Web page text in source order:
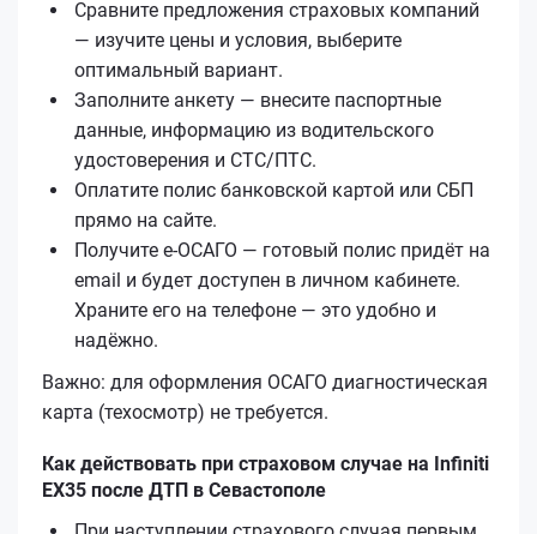
Сравните предложения страховых компаний
— изучите цены и условия, выберите
оптимальный вариант.
Заполните анкету — внесите паспортные
данные, информацию из водительского
удостоверения и СТС/ПТС.
Оплатите полис банковской картой или СБП
прямо на сайте.
Получите е‑ОСАГО — готовый полис придёт на
email и будет доступен в личном кабинете.
Храните его на телефоне — это удобно и
надёжно.
Важно: для оформления ОСАГО диагностическая
карта (техосмотр) не требуется.
Как действовать при страховом случае на Infiniti
EX35 после ДТП в Севастополе